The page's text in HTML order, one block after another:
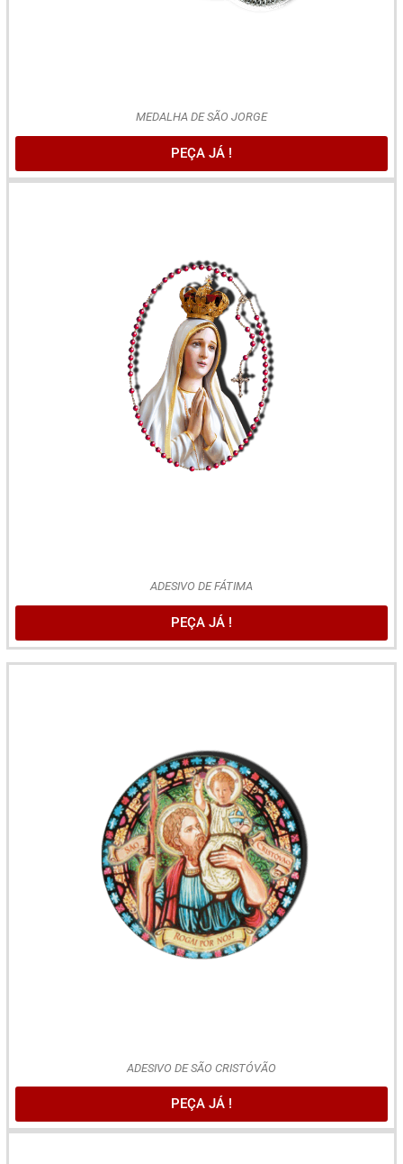
MEDALHA DE SÃO JORGE
PEÇA JÁ !
ADESIVO DE FÁTIMA
PEÇA JÁ !
ADESIVO DE SÃO CRISTÓVÃO
PEÇA JÁ !